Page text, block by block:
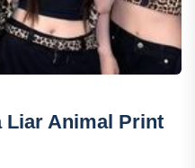
Liar Animal Print